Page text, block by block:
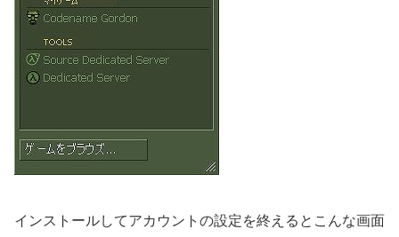
インストールしてアカウントの設定を終えるとこんな画面